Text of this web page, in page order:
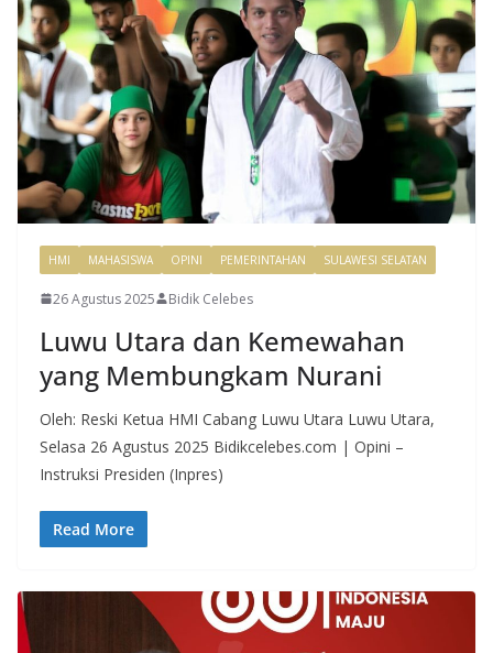
HMI MAHASISWA OPINI PEMERINTAHAN SULAWESI SELATAN
26 Agustus 2025 Bidik Celebes
Luwu Utara dan Kemewahan
yang Membungkam Nurani
Oleh: Reski Ketua HMI Cabang Luwu Utara Luwu Utara,
Selasa 26 Agustus 2025 Bidikcelebes.com | Opini –
Instruksi Presiden (Inpres)
Read More